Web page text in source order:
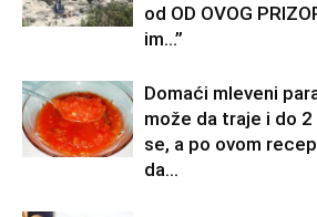
od OD OVOG
im…”
Domaći mleveni
može da traje i do
se, a po ovom
da...